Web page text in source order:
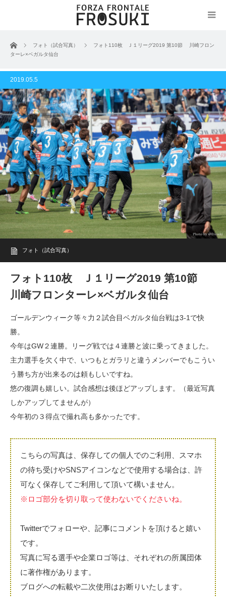
ホーム フォト（試合写真）
フォト110枚 Ｊ１リーグ2019 第10節 川崎フロン
ターレ×ベガルタ仙台
2019.05.5
フォト（試合写真）
フォト110枚 Ｊ１リーグ2019 第10節
川崎フロンターレ×ベガルタ仙台
ゴールデンウィーク等々力２試合目ベガルタ仙台戦は3-1で快
勝。
今年はGW２連勝。リーグ戦では４連勝と波に乗ってきました。
主力選手を欠く中で、いつもとガラリと違うメンバーでもこうい
う勝ち方が出来るのは頼もしいですね。
悠の復調も嬉しい。試合感想は後ほどアップします。（最近写真
しかアップしてませんが）
今年初の３得点で撮れ高も多かったです。
こちらの写真は、保存しての個人でのご利用、スマホ
の待ち受けやSNSアイコンなどで使用する場合は、許
可なく保存してご利用して頂いて構いません。
※ロゴ部分を切り取って使わないでくださいね。
Twitterでフォローや、記事にコメントを頂けると嬉い
です。
写真に写る選手や企業ロゴ等は、それぞれの所属団体
に著作権があります。
ブログへの転載や二次使用はお断りいたします。